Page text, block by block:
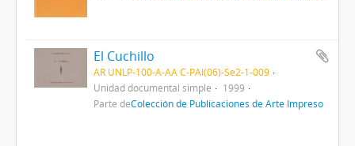
El Cuchillo
AR UNLP-100-A-AA C-PAI(06)-Se2-1-009
Unidad documental simple
1999
Parte deColección de Publicaciones de Arte Impreso